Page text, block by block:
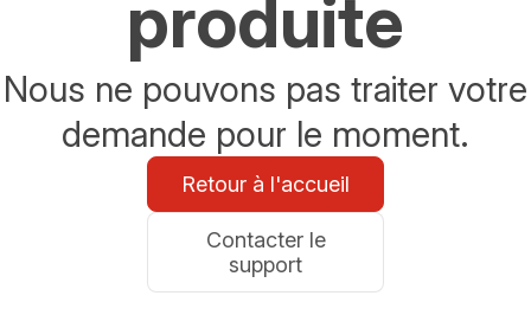
produite
Nous ne pouvons pas traiter votre
demande pour le moment.
Retour à l'accueil
Contacter le
support